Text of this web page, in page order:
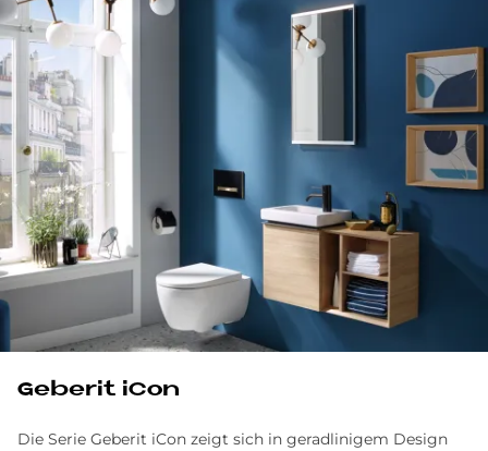
Geberit iCon
Die Serie Geberit iCon zeigt sich in geradlinigem Design